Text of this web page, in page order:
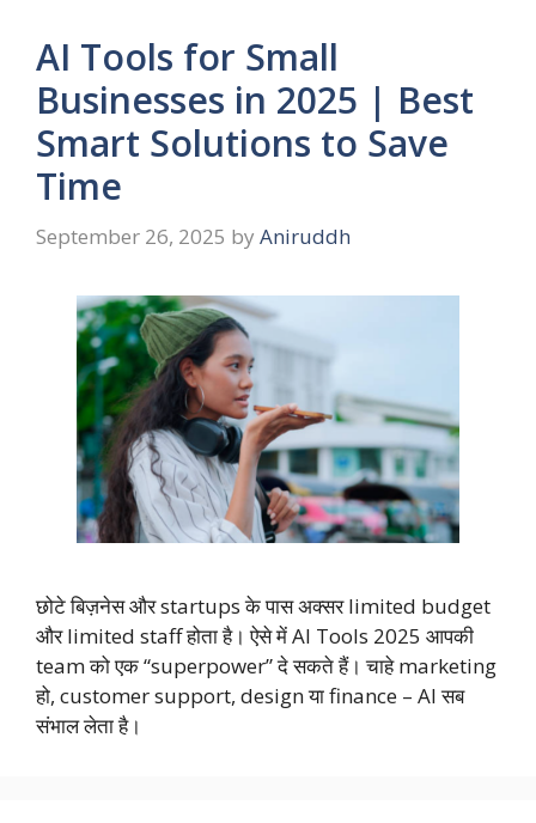
AI Tools for Small
Businesses in 2025 | Best
Smart Solutions to Save
Time
September 26, 2025 by Aniruddh
छोटे बिज़नेस और startups के पास अक्सर limited budget
और limited staff होता है। ऐसे में AI Tools 2025 आपकी
team को एक “superpower” दे सकते हैं। चाहे marketing
हो, customer support, design या finance – AI सब
संभाल लेता है।